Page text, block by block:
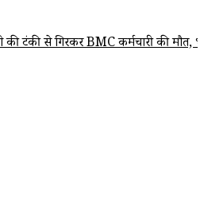
BMC कर्मचारी की मौत, भोईवाड़ा